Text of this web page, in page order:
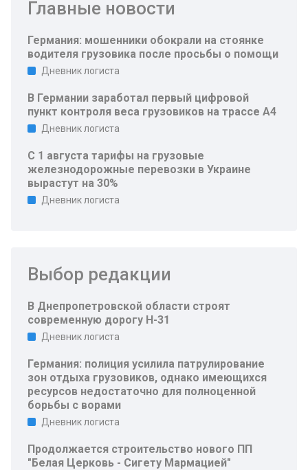
Главные новости
Германия: мошенники обокрали на стоянке
водителя грузовика после просьбы о помощи
Дневник логиста
В Германии заработал первый цифровой
пункт контроля веса грузовиков на трассе A4
Дневник логиста
С 1 августа тарифы на грузовые
железнодорожные перевозки в Украине
вырастут на 30%
Дневник логиста
Выбор редакции
В Днепропетровской области строят
современную дорогу Н-31
Дневник логиста
Германия: полиция усилила патрулирование
зон отдыха грузовиков, однако имеющихся
ресурсов недостаточно для полноценной
борьбы с ворами
Дневник логиста
Продолжается строительство нового ПП
"Белая Церковь - Сигету Мармацией"